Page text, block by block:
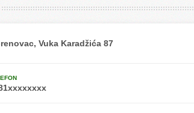
Vuka Karadžića 87